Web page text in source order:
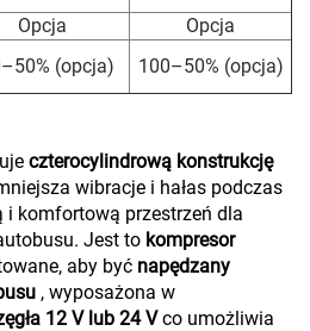
Opcja
Opcja
(opcja) 100–50% (opcja)
czterocylindrową konstrukcję
wibracje i hałas podczas
i komfortową przestrzeń dla
Jest to kompresor
aby być napędzany
, wyposażona w
12 V lub 24 Vco umożliwia